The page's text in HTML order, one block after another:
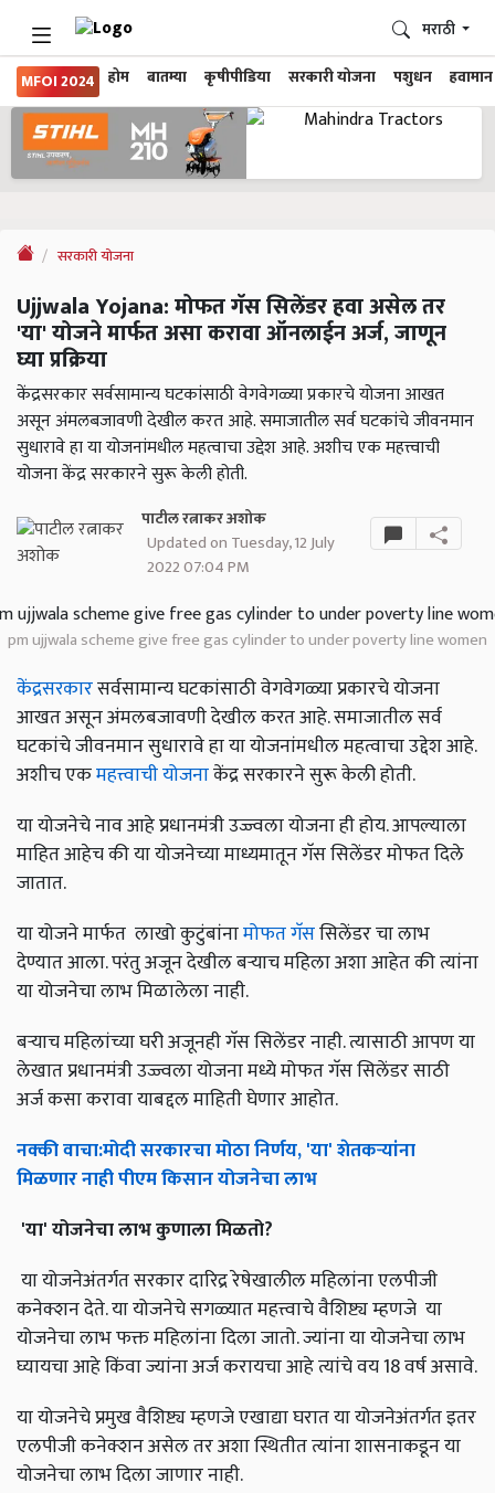
MFOI 2024 होम बातम्या कृषीपीडिया सरकारी योजना पशुधन हवामान
मराठी
सरकारी योजना
Ujjwala Yojana: मोफत गॅस सिलेंडर हवा असेल तर
'या' योजने मार्फत असा करावा ऑनलाईन अर्ज, जाणून
घ्या प्रक्रिया
केंद्रसरकार सर्वसामान्य घटकांसाठी वेगवेगळ्या प्रकारचे योजना आखत
असून अंमलबजावणी देखील करत आहे. समाजातील सर्व घटकांचे जीवनमान
सुधारावे हा या योजनांमधील महत्वाचा उद्देश आहे. अशीच एक महत्त्वाची
योजना केंद्र सरकारने सुरू केली होती.
पाटील रत्नाकर अशोक
Updated on Tuesday, 12 July
2022 07:04 PM
pm ujjwala scheme give free gas cylinder to under poverty line women
केंद्रसरकारसर्वसामान्य घटकांसाठी वेगवेगळ्या प्रकारचे योजना
आखत असून अंमलबजावणी देखील करत आहे. समाजातील सर्व
घटकांचे जीवनमान सुधारावे हा या योजनांमधील महत्वाचा उद्देश आहे.
अशीच एकमहत्त्वाची योजनाकेंद्र सरकारने सुरू केली होती.
या योजनेचे नाव आहे प्रधानमंत्री उज्ज्वला योजना ही होय. आपल्याला
माहित आहेच की या योजनेच्या माध्यमातून गॅस सिलेंडर मोफत दिले
जातात.
या योजने मार्फत लाखो कुटुंबांनामोफत गॅससिलेंडर चा लाभ
देण्यात आला. परंतु अजून देखील बर्‍याच महिला अशा आहेत की त्यांना
या योजनेचा लाभ मिळालेला नाही.
बऱ्याच महिलांच्या घरी अजूनही गॅस सिलेंडर नाही. त्यासाठी आपण या
लेखात प्रधानमंत्री उज्ज्वला योजना मध्ये मोफत गॅस सिलेंडर साठी
अर्ज कसा करावा याबद्दल माहिती घेणार आहोत.
नक्कीवाचा:मोदीसरकारचामोठानिर्णय, 'या'शेतकऱ्यांना
मिळणारनाहीपीएमकिसानयोजनेचालाभ
'या'योजनेचालाभकुणालामिळतो?
या योजनेअंतर्गत सरकार दारिद्र रेषेखालील महिलांना एलपीजी
कनेक्शन देते. या योजनेचे सगळ्यात महत्त्वाचे वैशिष्ट्य म्हणजे या
योजनेचा लाभ फक्त महिलांना दिला जातो. ज्यांना या योजनेचा लाभ
घ्यायचा आहे किंवा ज्यांना अर्ज करायचा आहे त्यांचे वय 18 वर्ष असावे.
या योजनेचे प्रमुख वैशिष्ट्य म्हणजे एखाद्या घरात या योजनेअंतर्गत इतर
एलपीजी कनेक्शन असेल तर अशा स्थितीत त्यांना शासनाकडून या
योजनेचा लाभ दिला जाणार नाही.